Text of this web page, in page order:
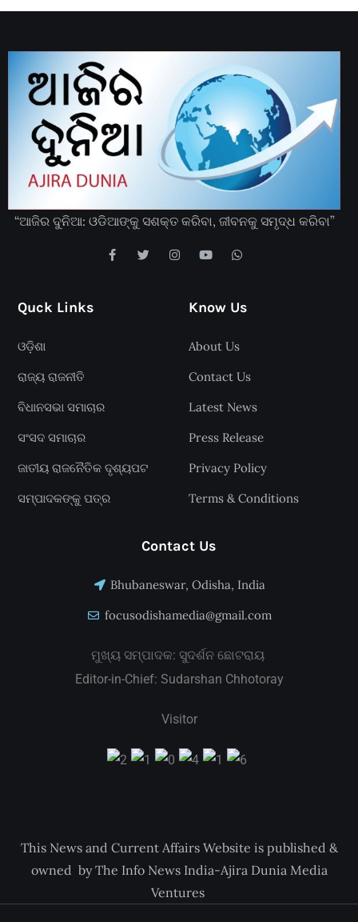
“ଆଜିର ଦୁନିଆ: ଓଡିଆଙ୍କୁ ସଶକ୍ତ କରିବା, ଜୀବନକୁ ସମୃଦ୍ଧ କରିବା”
Quck Links
ଓଡ଼ିଶା
ରାଜ୍ୟ ରାଜନୀତି
ବିଧାନସଭା ସମାଚାର
ସଂସଦ ସମାଚାର
ଜାତୀୟ ରାଜନୈତିକ ଦୃଶ୍ୟପଟ
ସମ୍ପାଦକଙ୍କୁ ପତ୍ର
Know Us
About Us
Contact Us
Latest News
Press Release
Privacy Policy
Terms & Conditions
Contact Us
Bhubaneswar, Odisha, India
focusodishamedia@gmail.com
ମୁଖ୍ୟ ସମ୍ପାଦକ: ସୁଦର୍ଶନ ଛୋଟରାୟ
Editor-in-Chief: Sudarshan Chhotoray
Visitor
This News and Current Affairs Website is published &
owned by The Info News India-Ajira Dunia Media
Ventures